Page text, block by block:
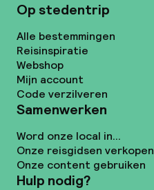
Op stedentrip
Alle bestemmingen
Reisinspiratie
Webshop
Mijn account
Code verzilveren
Samenwerken
Word onze local in...
Onze reisgidsen verkopen
Onze content gebruiken
Hulp nodig?